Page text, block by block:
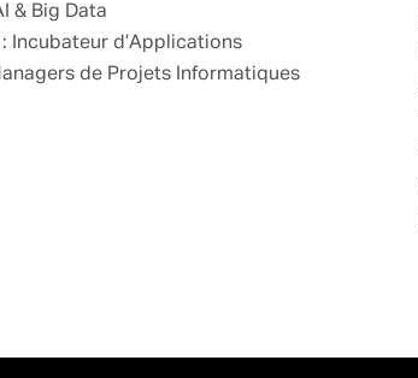
& Big Data
Incubateur d’Applications
de Projets Informatiques